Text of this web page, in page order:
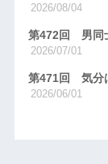
2026/08/04
第472回 男同
2026/07/01
第471回 気分
2026/06/01